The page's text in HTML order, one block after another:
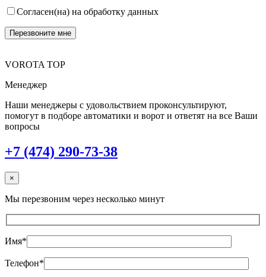
Согласен(на) на обработку данных
VOROTA TOP
Менеджер
Наши менеджеры с удовольствием проконсультируют,
помогут в подборе автоматики и ворот и ответят на все Ваши
вопросы
+7 (474) 290-73-38
×
Мы перезвоним через несколько минут
Имя*
Телефон*